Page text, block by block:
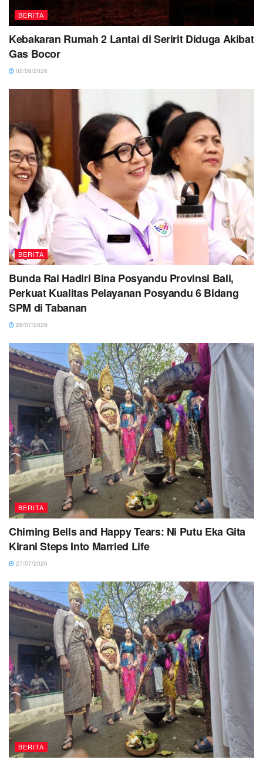
BERITA
Kebakaran Rumah 2 Lantai di Seririt Diduga Akibat
Gas Bocor
02/08/2026
BERITA
Bunda Rai Hadiri Bina Posyandu Provinsi Bali,
Perkuat Kualitas Pelayanan Posyandu 6 Bidang
SPM di Tabanan
28/07/2026
BERITA
Chiming Bells and Happy Tears: Ni Putu Eka Gita
Kirani Steps Into Married Life
27/07/2026
BERITA